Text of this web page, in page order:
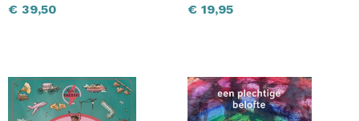
€ 39,50 € 19,95